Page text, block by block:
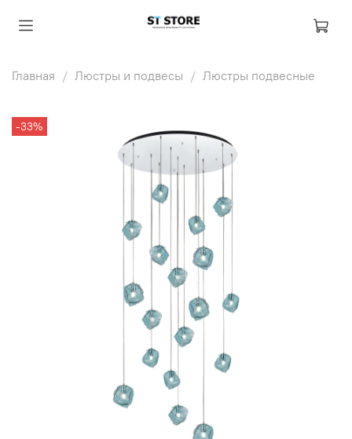
Главная Люстры и подвесы Люстры подвесные
-33%